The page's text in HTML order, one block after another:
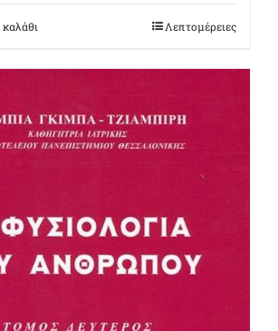
Λεπτομέρειες